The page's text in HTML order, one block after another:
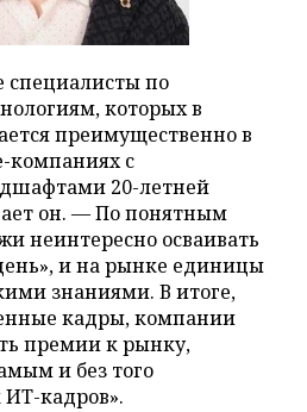
специалисты по
которых в
преимущественно в
компаниях с
20-летней
он. — По понятным
неинтересно осваивать
и на рынке единицы
знаниями. В итоге,
кадры, компании
премии к рынку,
и без того
кадров».